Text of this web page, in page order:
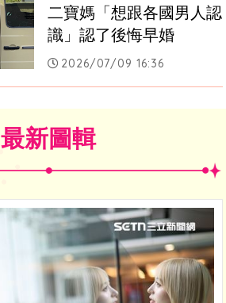
二寶媽「想跟各國男人認
識」認了後悔早婚
2026/07/09 16:36
最新圖輯